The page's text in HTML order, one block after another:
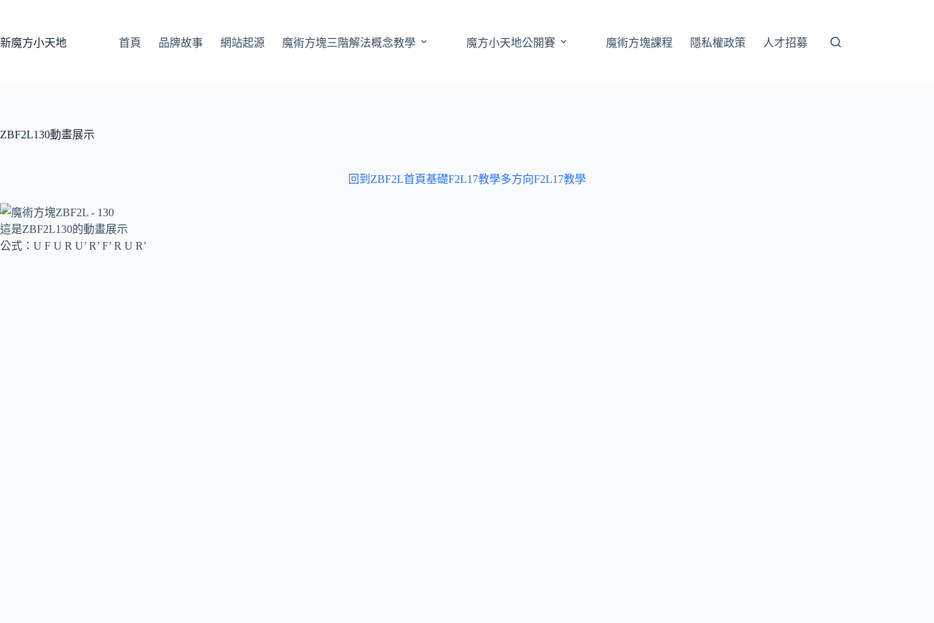
主
新魔方小天地 首頁 品牌故事 網站起源 魔術方塊三階解法概念教學 魔方小天地公開賽 魔術方塊課程 隱私權政策 人才招募
ZBF2L130動畫展示
回到ZBF2L首頁基礎F2L17教學多方向F2L17教學
這是ZBF2L130的動畫展示
公式：U F U R U’ R’ F’ R U R’